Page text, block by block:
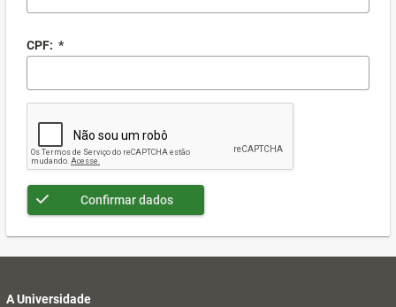
CPF: *
Confirmar dados
A Universidade